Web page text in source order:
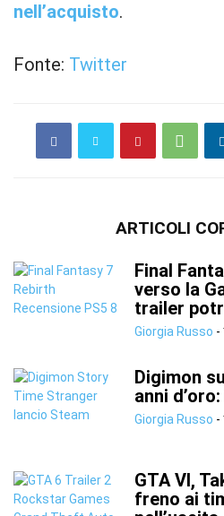
nell’acquisto.
Fonte: Twitter
ARTICOLI
Final
verso la
trailer
Giorgia Russo -
Digimon
anni
Giorgia Russo -
GTA VI,
freno ai